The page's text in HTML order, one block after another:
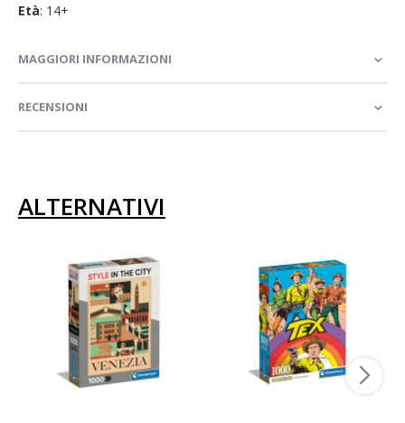
Età: 14+
MAGGIORI INFORMAZIONI
RECENSIONI
ALTERNATIVI